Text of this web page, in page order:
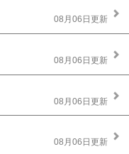
08月06日更新
08月06日更新
08月06日更新
08月06日更新